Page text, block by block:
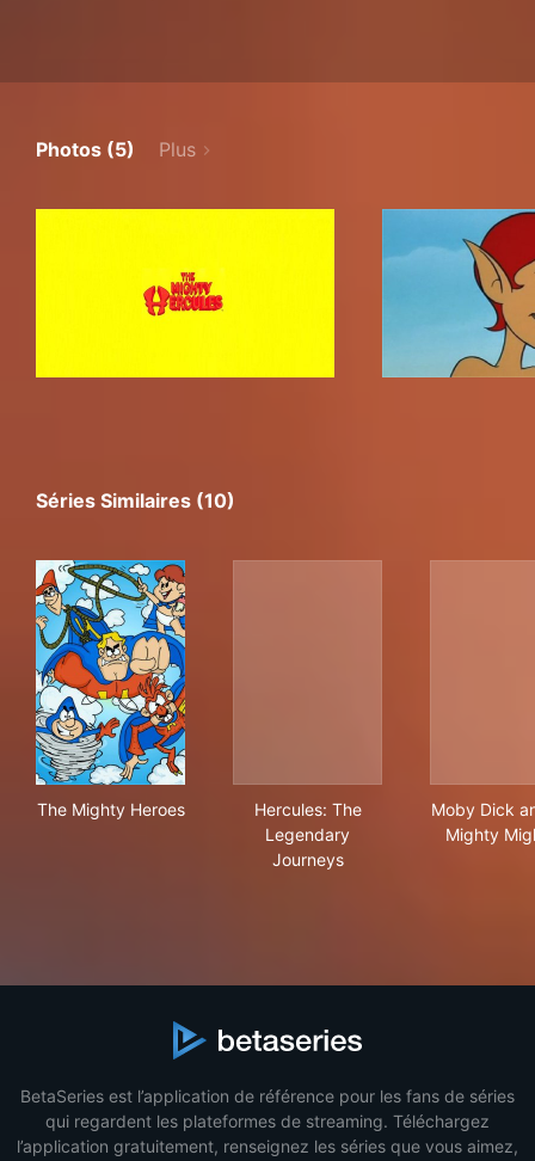
Photos (5) Plus
Séries Similaires (10)
The Mighty Heroes
Hercules: The
Legendary
Journeys
Moby Dick
Mighty
BetaSeries est l’application de référence pour les fans de séries
qui regardent les plateformes de streaming. Téléchargez
l’application gratuitement, renseignez les séries que vous aimez,